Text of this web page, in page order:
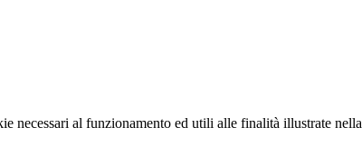
necessari al funzionamento ed utili alle finalità illustrate nella